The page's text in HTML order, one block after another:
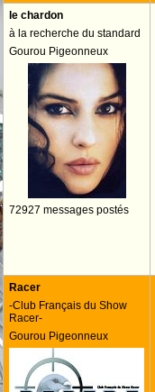
le chardon
à la recherche du standard
Gourou Pigeonneux
72927 messages postés
Racer
-Club Français du Show
Racer-
Gourou Pigeonneux